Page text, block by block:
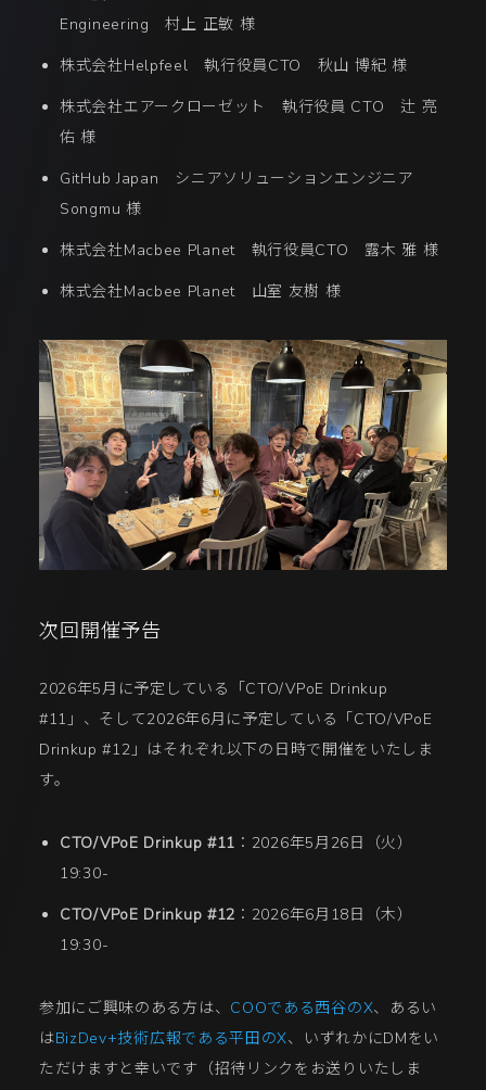
Engineering 村上 正敏 様
株式会社Helpfeel 執行役員CTO 秋山 博紀 様
株式会社エアークローゼット 執行役員 CTO 辻 亮
佑 様
GitHub Japan シニアソリューションエンジニア
Songmu 様
株式会社Macbee Planet 執行役員CTO 露木 雅 様
株式会社Macbee Planet 山室 友樹 様
次回開催予告
2026年5月に予定している「CTO/VPoE Drinkup
#11」、そして2026年6月に予定している「CTO/VPoE
Drinkup #12」はそれぞれ以下の日時で開催をいたしま
す。
CTO/VPoE Drinkup #11 ：2026年5月26日（火）
19:30-
CTO/VPoE Drinkup #12 ：2026年6月18日（木）
19:30-
参加にご興味のある方は、 COOである西谷のX、あるい
はBizDev+技術広報である平田のX、いずれかにDMをい
ただけますと幸いです（招待リンクをお送りいたしま